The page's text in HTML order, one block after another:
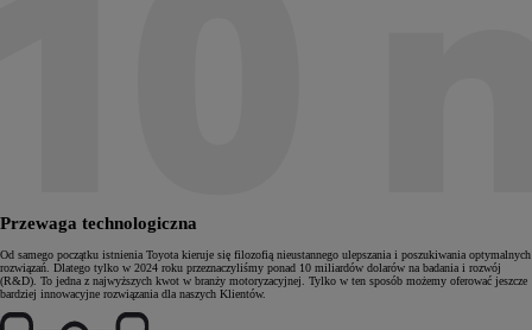
Przewaga technologiczna
Od samego początku istnienia Toyota kieruje się filozofią nieustannego ulepszania i poszukiwania optymalnych
rozwiązań. Dlatego tylko w 2024 roku przeznaczyliśmy ponad 10 miliardów dolarów na badania i rozwój
(R&D). To jedna z najwyższych kwot w branży motoryzacyjnej. Tylko w ten sposób możemy oferować jeszcze
bardziej innowacyjne rozwiązania dla naszych Klientów.